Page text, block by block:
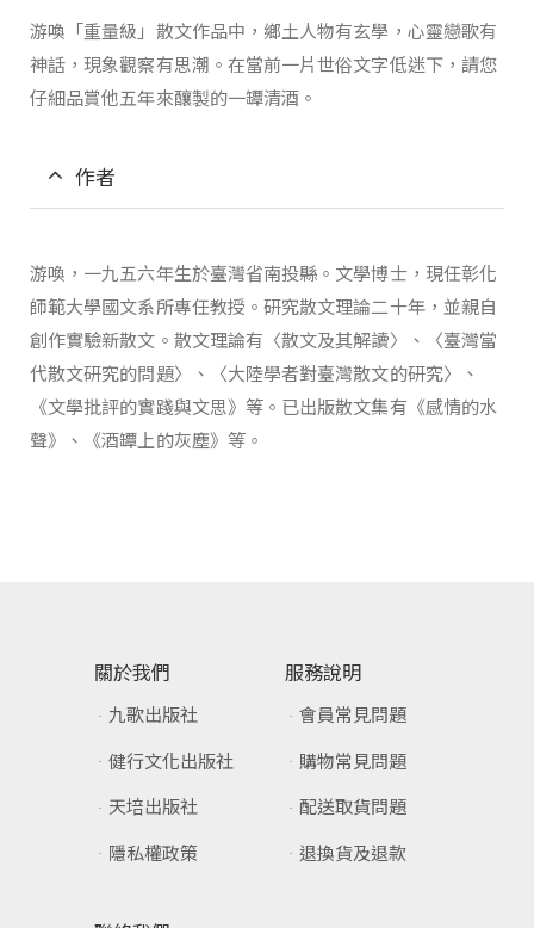
游喚「重量級」散文作品中，鄉土人物有玄學，心靈戀歌有
神話，現象觀察有思潮。在當前一片世俗文字低迷下，請您
仔細品賞他五年來釀製的一罈清酒。
作者
游喚，一九五六年生於臺灣省南投縣。文學博士，現任彰化
師範大學國文系所專任教授。研究散文理論二十年，並親自
創作實驗新散文。散文理論有〈散文及其解讀〉、〈臺灣當
代散文研究的問題〉、〈大陸學者對臺灣散文的研究〉、
《文學批評的實踐與文思》等。已出版散文集有《感情的水
聲》、《酒罈上的灰塵》等。
關於我們
九歌出版社
健行文化出版社
天培出版社
隱私權政策
服務說明
會員常見問題
購物常見問題
配送取貨問題
退換貨及退款